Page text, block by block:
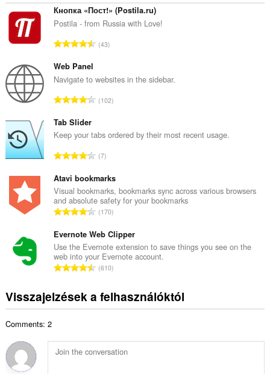
Кнопка «Пост!» (Postila.ru)
Postila - from Russia with Love!
Ö
z
s
t
é
k
e
l
é
s
z
á
m
a
43
Web Panel
Navigate to websites in the sidebar.
Ö
z
s
r
t
é
k
e
l
é
s
z
á
:
102
Tab Slider
Keep your tabs ordered by their most recent usage.
Ö
s
z
e
s
r
t
é
k
l
é
z
á
7
Atavi bookmarks
Visual bookmarks, bookmarks sync across various browsers
and absolute safety for your bookmarks
Ö
s
z
e
s
r
t
e
l
170
Evernote Web Clipper
Use the Evernote extension to save things you see on the
web into your Evernote account.
Ö
z
é
r
610
Visszajelzések a felhasználóktól
Comments: 2